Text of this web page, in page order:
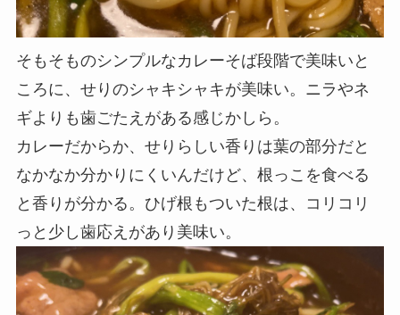
そもそものシンプルなカレーそば段階で美味いと
ころに、 せりのシャキシャキが美味い。ニラやネ
ギよりも歯ごたえがある感じかしら。
カレーだからか、せりらしい香りは葉の部分だと
なかなか分かりにくいんだけど、根っこを食べる
と 香りが分かる。ひげ根もついた根は、コリコリ
っと少し歯応えがあり美味い。